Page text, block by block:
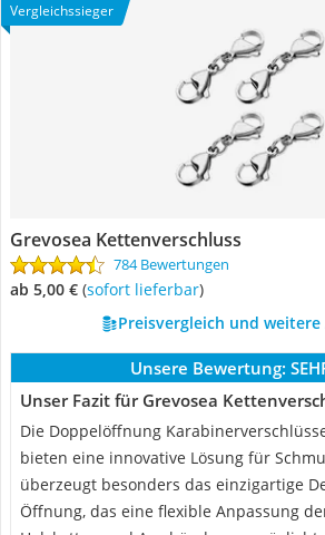
Vergleichssieger
Grevosea Kettenverschluss
784 Bewertungen
ab 5,00 € ( Sofort lieferbar)
Preisvergleich und weitere
Unsere Bewertung:
Unser Fazit für Grevosea
Die Doppelöffnung
bieten eine innovative Lösung für
überzeugt besonders das einzigartige
Öffnung, das eine flexible Anpassung